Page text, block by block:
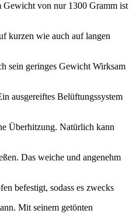
Gewicht von nur 1300 Gramm ist
kurzen wie auch auf langen
sein geringes Gewicht Wirksam
ausgereiftes Belüftungssystem
Überhitzung. Natürlich kann
Das weiche und angenehm
befestigt, sodass es zwecks
Mit seinem getönten